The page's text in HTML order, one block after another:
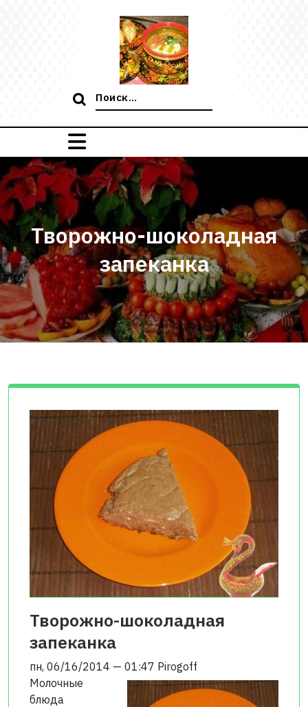
Поиск:
Творожно-шоколадная
запеканка
Творожно-шоколадная
запеканка
пн, 06/16/2014 — 01:47 Pirogoff
Молочные
блюда